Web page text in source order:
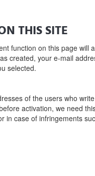
THIS SITE
function on this page will
created, your e-mail
selected.
of the users who
activation, we need
in case of infringements